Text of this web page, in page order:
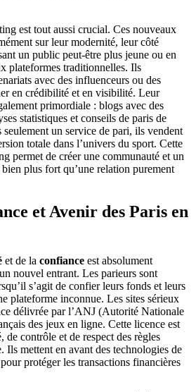
est tout aussi crucial. Ces nouveaux
sur leur modernité, leur côté
un public peut-être plus jeune ou en
plateformes traditionnelles. Ils
avec des influenceurs ou des
en crédibilité et en visibilité. Leur
primordiale : blogs avec des
statistiques et conseils de paris de
un service de pari, ils vendent
totale dans l’univers du sport. Cette
permet de créer une communauté et un
bien plus fort qu’une relation purement
et Avenir des Paris en
et de la confiance est absolument
nouvel entrant. Les parieurs sont
s’agit de confier leurs fonds et leurs
plateforme inconnue. Les sites sérieux
délivrée par l’ANJ (Autorité Nationale
des jeux en ligne. Cette licence est
de contrôle et de respect des règles
Ils mettent en avant des technologies de
protéger les transactions financières